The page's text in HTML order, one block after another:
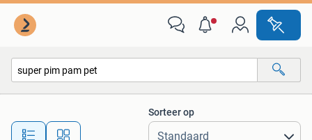
Alle afstanden…
Sorteer op